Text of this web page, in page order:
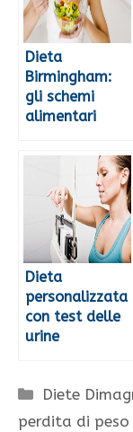
Dieta
Birmingham:
gli schemi
alimentari
Dieta
personalizzata
con test delle
urine
Categorie
Diete
perdita di peso